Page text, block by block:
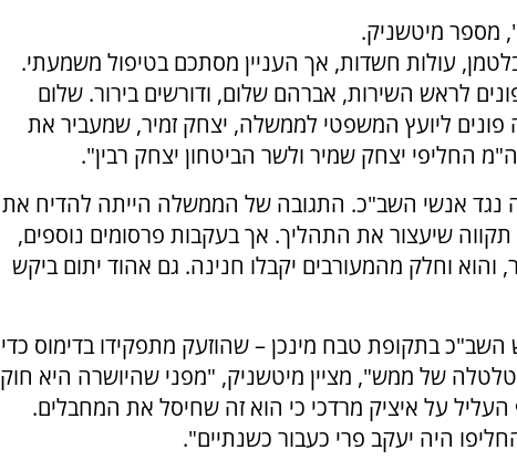
מספר מיטשניק.
עולות חשדות, אך העניין מסתכם בטיפול משמעתי.
לראש השירות, אברהם שלום, ודורשים בירור. שלום
ליועץ המשפטי לממשלה, יצחק זמיר, שמעביר את
החליפי יצחק שמיר ולשר הביטחון יצחק רבין".
נגד אנשי השב"כ. התגובה של הממשלה הייתה להדיח את
תקווה שיעצור את התהליך. אך בעקבות פרסומים נוספים,
יתפטר, והוא וחלק מהמעורבים יקבלו חנינה. גם אהוד יתום ביקש
בתקופת טבח מינכן – שהוזעק מתפקידו בדימוס כדי
של ממש", מציין מיטשניק, "מפני שהיושרה היא חוק
על איציק מרדכי כי הוא זה שחיסל את המחבלים.
היה יעקב פרי כעבור כשנתיים".